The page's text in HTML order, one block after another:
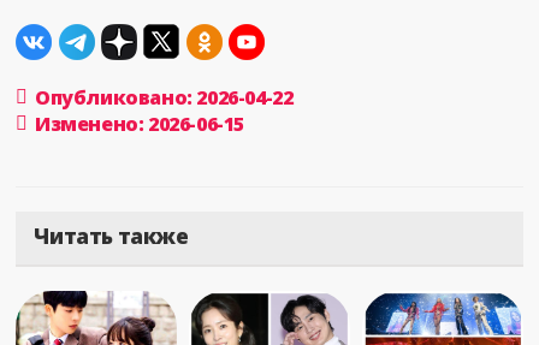
Опубликовано: 2026-04-22
Изменено: 2026-06-15
Читать также